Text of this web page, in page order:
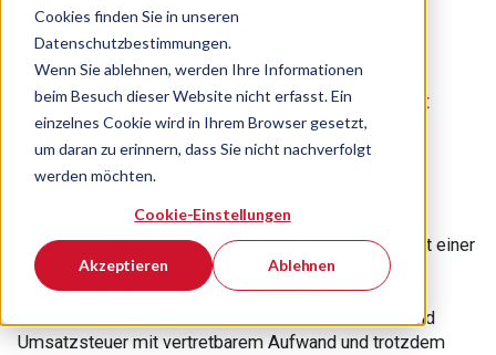
Cookies finden Sie in unseren
Datenschutzbestimmungen.
Wenn Sie ablehnen, werden Ihre Informationen
beim Besuch dieser Website nicht erfasst. Ein
einzelnes Cookie wird in Ihrem Browser gesetzt,
um daran zu erinnern, dass Sie nicht nachverfolgt
werden möchten.
Cookie-Einstellungen
Akzeptieren Ablehnen
Seminar Freie Plätze verfügbar
Grenzüberschreitende Transaktionen effizient
gestalten
In der globalisierten Wirtschaft sind Unternehmen mit einer
Vielzahl an komplexen und teilweise uneinheitlichen
steuerlichen Vorschriften konfrontiert. Besonders
herausfordernd sind die Bereiche Transfer Pricing und
Umsatzsteuer mit vertretbarem Aufwand und trotzdem